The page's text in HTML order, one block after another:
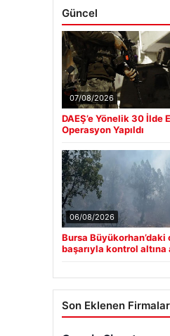
Güncel
07/08/2026
DAEŞ’e Yönelik 30 İlde
Operasyon Yapıldı
06/08/2026
Bursa Büyükorhan’daki
başarıyla kontrol altına
Son Eklenen Firmalar